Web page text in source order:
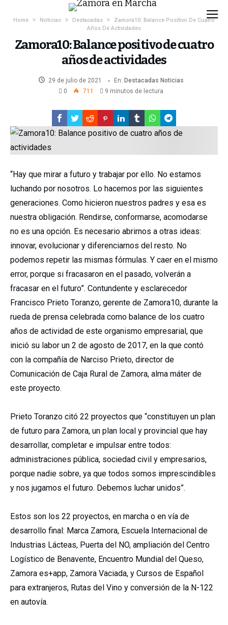
Home Noticias Destacadas
Zamora10: Balance Positivo De Cuatro
Años De Actividades
Zamora10: Balance positivo de cuatro
años de actividades
29 de julio de 2021 En: Destacadas Noticias
0
711 9 minutos de lectura
“Hay que mirar a futuro y trabajar por ello. No estamos
luchando por nosotros. Lo hacemos por las siguientes
generaciones. Como hicieron nuestros padres y esa es
nuestra obligación. Rendirse, conformarse, acomodarse
no es una opción. Es necesario abrirnos a otras ideas:
innovar, evolucionar y diferenciarnos del resto. No
podemos repetir las mismas fórmulas. Y caer en el mismo
error, porque si fracasaron en el pasado, volverán a
fracasar en el futuro”. Contundente y esclarecedor
Francisco Prieto Toranzo, gerente de Zamora10, durante la
rueda de prensa celebrada como balance de los cuatro
años de actividad de este organismo empresarial, que
inició su labor un 2 de agosto de 2017, en la que contó
con la compañía de Narciso Prieto, director de
Comunicación de Caja Rural de Zamora, alma máter de
este proyecto.
Prieto Toranzo citó 22 proyectos que “constituyen un plan
de futuro para Zamora, un plan local y provincial que hay
desarrollar, completar e impulsar entre todos:
administraciones pública, sociedad civil y empresarios,
porque nadie sobre, ya que todos somos imprescindibles
y nos jugamos el futuro. Debemos luchar unidos”.
Estos son los 22 proyectos, en marcha o en vía de
desarrollo final: Marca Zamora, Escuela Internacional de
Industrias Lácteas, Puerta del NO, ampliación del Centro
Logístico de Benavente, Encuentro Mundial del Queso,
Zamora es+app, Zamora Vaciada, y Cursos de Español
para extranjeros, Rutas del Vino y conversión de la N-122
en autovía.